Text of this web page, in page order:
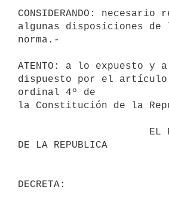
CONSIDERANDO: necesario
algunas disposiciones
norma.-
ATENTO: a lo expuesto y
dispuesto por el artículo
ordinal 4º de
la Constitución de la
DE LA REPUBLICA
DECRETA: